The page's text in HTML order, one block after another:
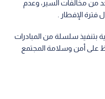
من مخالفات السير، وعدم
فترة الإفطار .
بتنفيذ سلسلة من المبادرات
على أمن وسلامة المجتمع